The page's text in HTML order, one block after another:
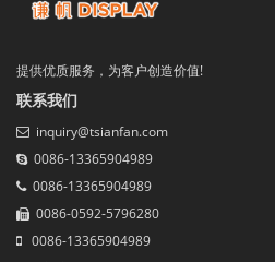
提供优质服务，为客户创造价值!
联系我们
inquiry@tsianfan.com
0086-13365904989
0086-13365904989
0086-0592-5796280
0086-13365904989